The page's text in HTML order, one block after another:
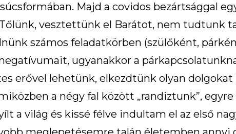
Majd a covidos bezártsággal
vesztettünk el Barátot, nem tudtunk
számos feladatkörben (szülőként,
ugyanakkor a
erővel lehetünk, elkezdtünk olyan
a négy fal között „randiztunk”,
a világ és kissé félve indultam el az első